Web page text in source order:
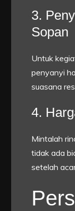
3.
Sopan
Untuk
penyanyi
suasana
4.
Mintalah
tidak ada
setelah